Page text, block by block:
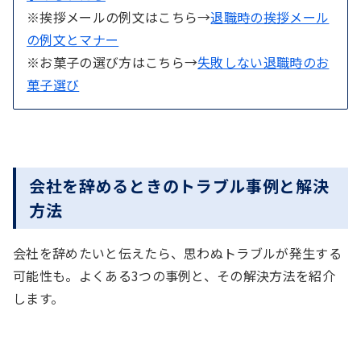
※挨拶メールの例文はこちら→退職時の挨拶メール
の例文とマナー
※お菓子の選び方はこちら→失敗しない退職時のお
菓子選び
会社を辞めるときのトラブル事例と解決
方法
会社を辞めたいと伝えたら、思わぬトラブルが発生する
可能性も。よくある3つの事例と、その解決方法を紹介
します。